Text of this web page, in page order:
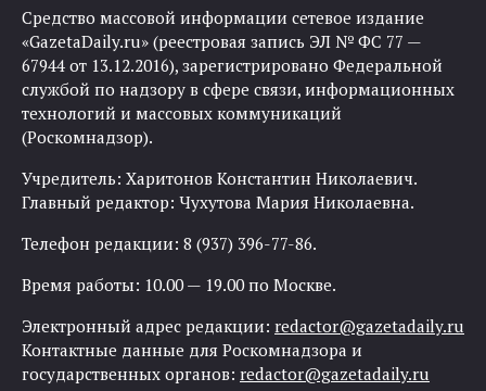
Средство массовой информации сетевое издание
«GazetaDaily.ru» (реестровая запись ЭЛ № ФС 77 —
67944 от 13.12.2016), зарегистрировано Федеральной
службой по надзору в сфере связи, информационных
технологий и массовых коммуникаций
(Роскомнадзор).
Учредитель: Харитонов Константин Николаевич.
Главный редактор: Чухутова Мария Николаевна.
Телефон редакции: 8 (937) 396-77-86.
Время работы: 10.00 — 19.00 по Москве.
Электронный адрес редакции: redactor@gazetadaily.ru
Контактные данные для Роскомнадзора и
государственных органов: redactor@gazetadaily.ru